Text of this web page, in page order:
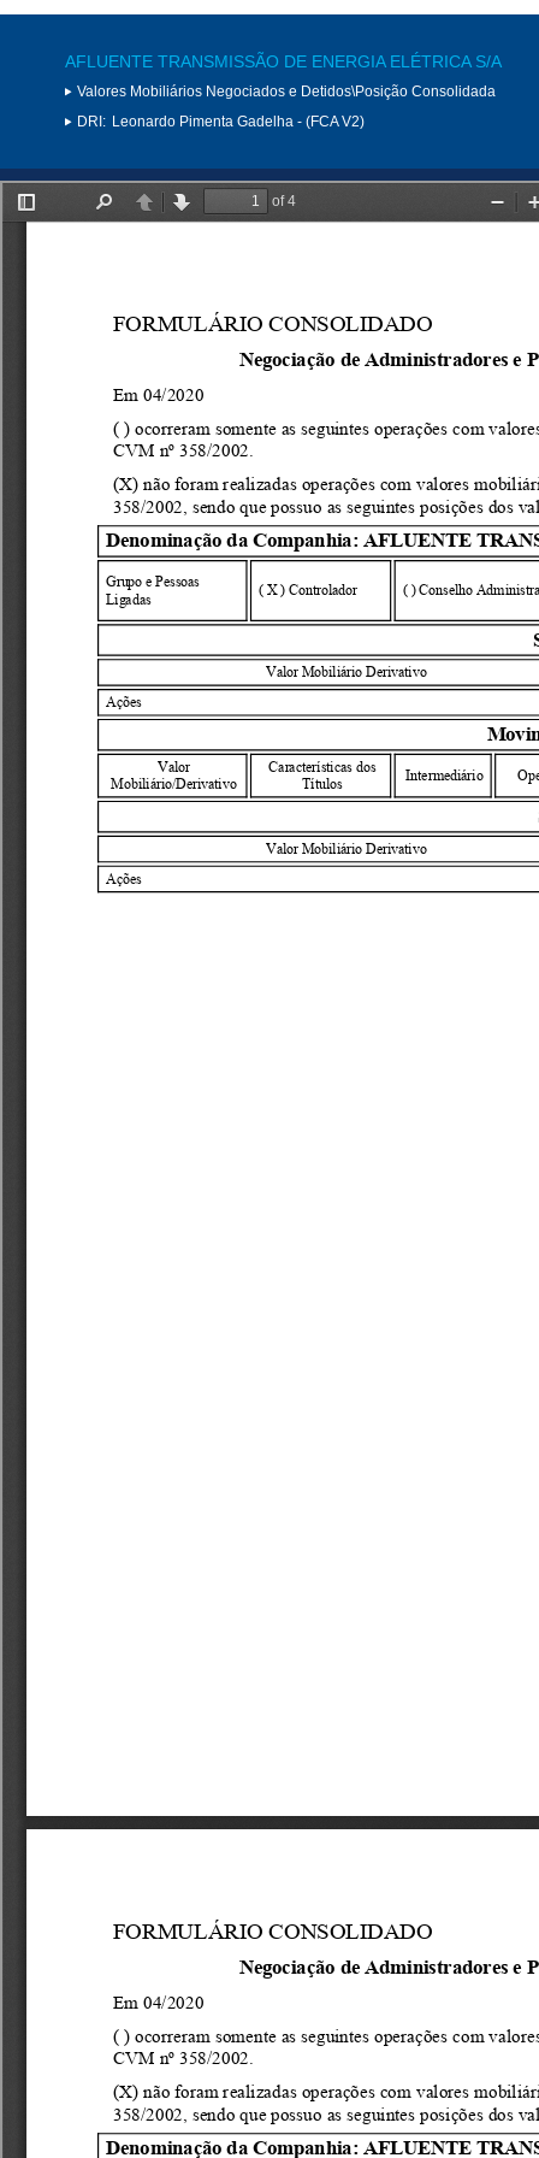
AFLUENTE TRANSMISSÃO DE ENERGIA ELÉTRICA S/A
Valores Mobiliários Negociados e Detidos\Posição Consolidada
DRI: Leonardo Pimenta Gadelha - (FCA V2)